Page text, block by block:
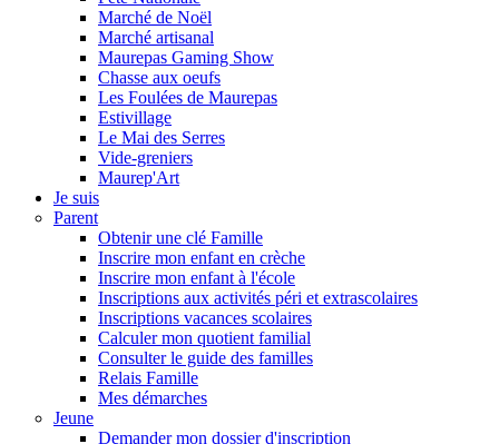
Marché de Noël
Marché artisanal
Maurepas Gaming Show
Chasse aux oeufs
Les Foulées de Maurepas
Estivillage
Le Mai des Serres
Vide-greniers
Maurep'Art
Je suis
Parent
Obtenir une clé Famille
Inscrire mon enfant en crèche
Inscrire mon enfant à l'école
Inscriptions aux activités péri et extrascolaires
Inscriptions vacances scolaires
Calculer mon quotient familial
Consulter le guide des familles
Relais Famille
Mes démarches
Jeune
Demander mon dossier d'inscription